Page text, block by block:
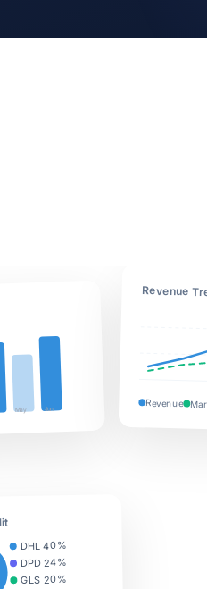
May Jun
Revenue
Revenue
DHL 40%
DPD 24%
GLS 20%